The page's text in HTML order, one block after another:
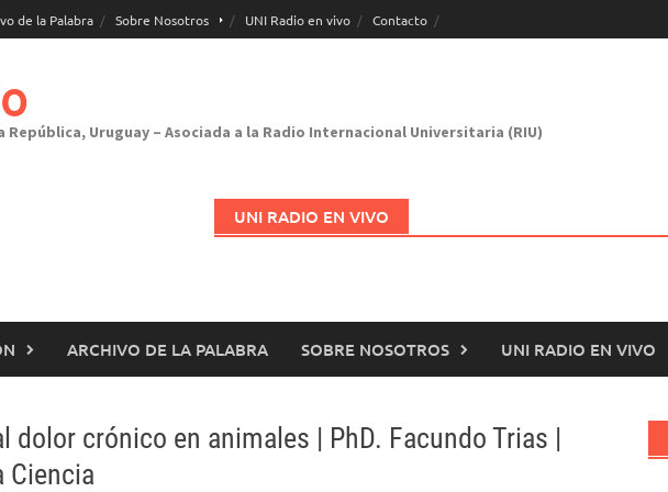
de la Palabra Sobre Nosotros UNI Radio en vivo Contacto
República, Uruguay – Asociada a la Radio Internacional Universitaria (RIU)
UNI RADIO EN VIVO
ARCHIVO DE LA PALABRA SOBRE NOSOTROS UNI RADIO EN VIVO
dolor crónico en animales | PhD. Facundo Trias |
Ciencia